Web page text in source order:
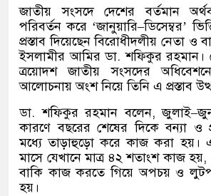
জাতীয় সংসদে দেশের বর্তমান
পরিবর্তন করে ‘জানুয়ারি–ডিসেম্বর’
প্রস্তাব দিয়েছেন বিরোধীদলীয় নেতা ও
ইসলামীর আমির ডা.শফিকুর রহমান।
ত্রয়োদশ জাতীয় সংসদের
আলোচনায় অংশ নিয়ে তিনি এ প্রস্তাব
ডা.শফিকুর রহমান বলেন,জুলাই–
কারণে বছরের শেষের দিকে বন্যা ও
মধ্যে তাড়াহুড়ো করে কাজ করা হয়।
মাসে যেখানে মাত্র ৪২ শতাংশ কাজ হয়,
বাকি কাজ করতে গিয়ে অপচয় ও
হয়।